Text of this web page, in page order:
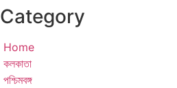
Category
Home
কলকাতা
পশ্চিমবঙ্গ